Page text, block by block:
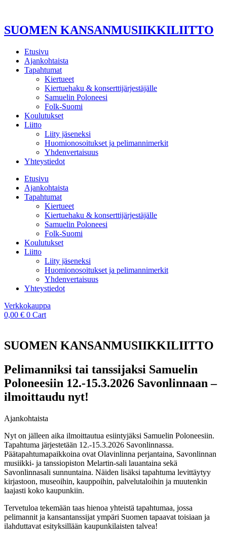
SUOMEN KANSANMUSIIKKILIITTO
Etusivu
Ajankohtaista
Tapahtumat
Kiertueet
Kiertuehaku & konserttijärjestäjälle
Samuelin Poloneesi
Folk-Suomi
Koulutukset
Liitto
Liity jäseneksi
Huomionosoitukset ja pelimannimerkit
Yhdenvertaisuus
Yhteystiedot
Etusivu
Ajankohtaista
Tapahtumat
Kiertueet
Kiertuehaku & konserttijärjestäjälle
Samuelin Poloneesi
Folk-Suomi
Koulutukset
Liitto
Liity jäseneksi
Huomionosoitukset ja pelimannimerkit
Yhdenvertaisuus
Yhteystiedot
Verkkokauppa
0,00 € 0 Cart
SUOMEN KANSANMUSIIKKILIITTO
Pelimanniksi tai tanssijaksi Samuelin
Poloneesiin 12.-15.3.2026 Savonlinnaan –
ilmoittaudu nyt!
Ajankohtaista
Nyt on jälleen aika ilmoittautua esiintyjäksi Samuelin Poloneesiin.
Tapahtuma järjestetään 12.-15.3.2026 Savonlinnassa.
Päätapahtumapaikkoina ovat Olavinlinna perjantaina, Savonlinnan
musiikki- ja tanssiopiston Melartin-sali lauantaina sekä
Savonlinnasali sunnuntaina. Näiden lisäksi tapahtuma levittäytyy
kirjastoon, museoihin, kauppoihin, palvelutaloihin ja muutenkin
laajasti koko kaupunkiin.
Tervetuloa tekemään taas hienoa yhteistä tapahtumaa, jossa
pelimannit ja kansantanssijat ympäri Suomen tapaavat toisiaan ja
ilahduttavat esityksillään kaupunkilaisten talvea!